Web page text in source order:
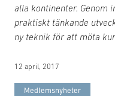
alla kontinenter. Genom
praktiskt tänkande
ny teknik för att möta
12 april, 2017
Medlemsnyheter